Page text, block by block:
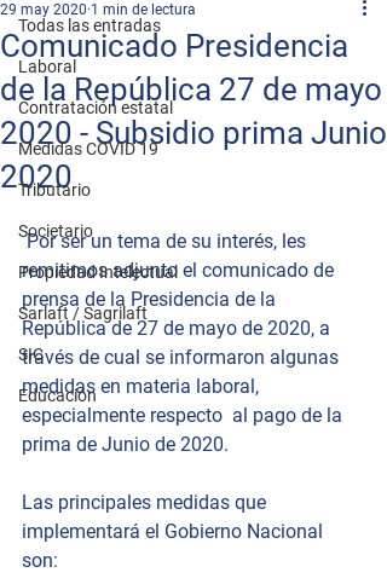
Todas las entradas
Laboral
Contratación estatal
Medidas COVID 19
Tributario
Societario
Propiedad Intelectual
Sarlaft / Sagrilaft
SIC
Educación
Comunicado Presidencia
de la República 27 de mayo
2020 - Subsidio prima Junio
2020
29 may 2020 1 min de lectura
Por ser un tema de su interés, les
remitimos adjunto el comunicado de
prensa de la Presidencia de la
República de 27 de mayo de 2020, a
través de cual se informaron algunas
medidas en materia laboral,
especialmente respecto  al pago de la
prima de Junio de 2020.
Las principales medidas que
implementará el Gobierno Nacional
son: